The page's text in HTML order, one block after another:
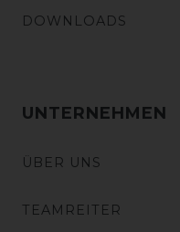
DOWNLOADS
UNTERNEHMEN
ÜBER UNS
TEAMREITER